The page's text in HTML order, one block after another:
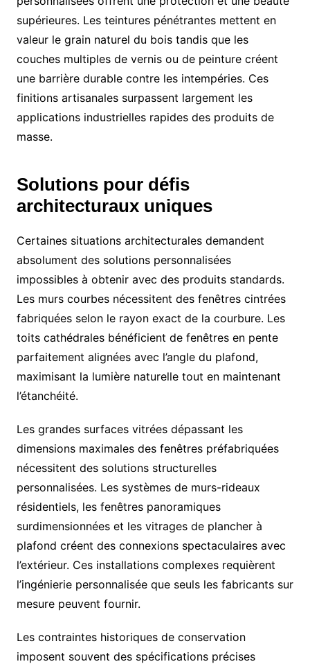
supérieures. Les teintures pénétrantes mettent en
valeur le grain naturel du bois tandis que les
couches multiples de vernis ou de peinture créent
une barrière durable contre les intempéries. Ces
finitions artisanales surpassent largement les
applications industrielles rapides des produits de
masse.
Solutions pour défis
architecturaux uniques
Certaines situations architecturales demandent
absolument des solutions personnalisées
impossibles à obtenir avec des produits standards.
Les murs courbes nécessitent des fenêtres cintrées
fabriquées selon le rayon exact de la courbure. Les
toits cathédrales bénéficient de fenêtres en pente
parfaitement alignées avec l’angle du plafond,
maximisant la lumière naturelle tout en maintenant
l’étanchéité.
Les grandes surfaces vitrées dépassant les
dimensions maximales des fenêtres préfabriquées
nécessitent des solutions structurelles
personnalisées. Les systèmes de murs-rideaux
résidentiels, les fenêtres panoramiques
surdimensionnées et les vitrages de plancher à
plafond créent des connexions spectaculaires avec
l’extérieur. Ces installations complexes requièrent
l’ingénierie personnalisée que seuls les fabricants sur
mesure peuvent fournir.
Les contraintes historiques de conservation
imposent souvent des spécifications précises